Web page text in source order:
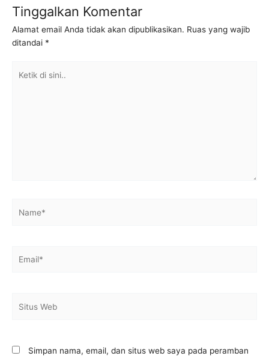
Tinggalkan Komentar
Alamat email Anda tidak akan dipublikasikan. Ruas yang wajib
ditandai *
Web
Simpan nama, email, dan situs web saya pada peramban